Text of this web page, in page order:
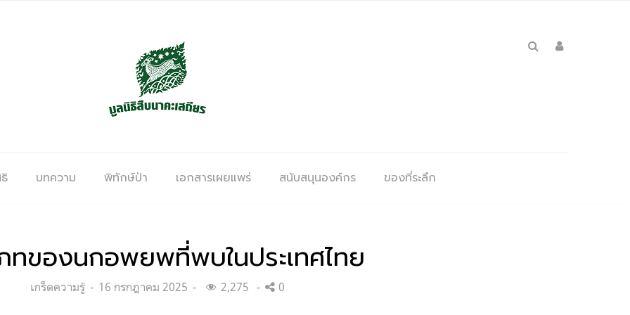
บทความ พิทักษ์ป่า เอกสารเผยแพร่ สนับสนุนองค์กร ของที่ระลึก
ภทของนกอพยพที่พบในประเทศไทย
Categories:
เกร็ดความรู้
Posted
16 กรกฎาคม 2025 2,275 0